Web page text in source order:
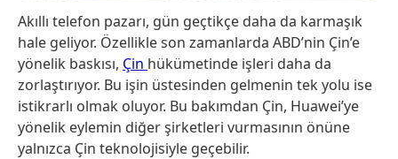
Akıllı telefon pazarı, gün geçtikçe daha da karmaşık
hale geliyor. Özellikle son zamanlarda ABD’nin Çin’e
yönelik baskısı, Çin hükümetinde işleri daha da
zorlaştırıyor. Bu işin üstesinden gelmenin tek yolu ise
istikrarlı olmak oluyor. Bu bakımdan Çin, Huawei’ye
yönelik eylemin diğer şirketleri vurmasının önüne
yalnızca Çin teknolojisiyle geçebilir.